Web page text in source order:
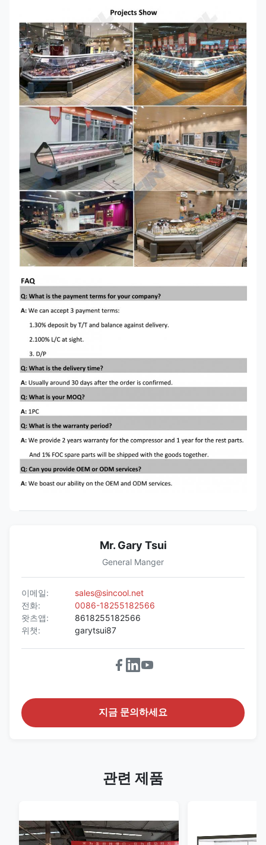
Mr. Gary Tsui
General Manger
이메일:
sales@sincool.net
전화:
0086-18255182566
왓츠앱:
8618255182566
위챗:
garytsui87
지금 문의하세요
관련 제품